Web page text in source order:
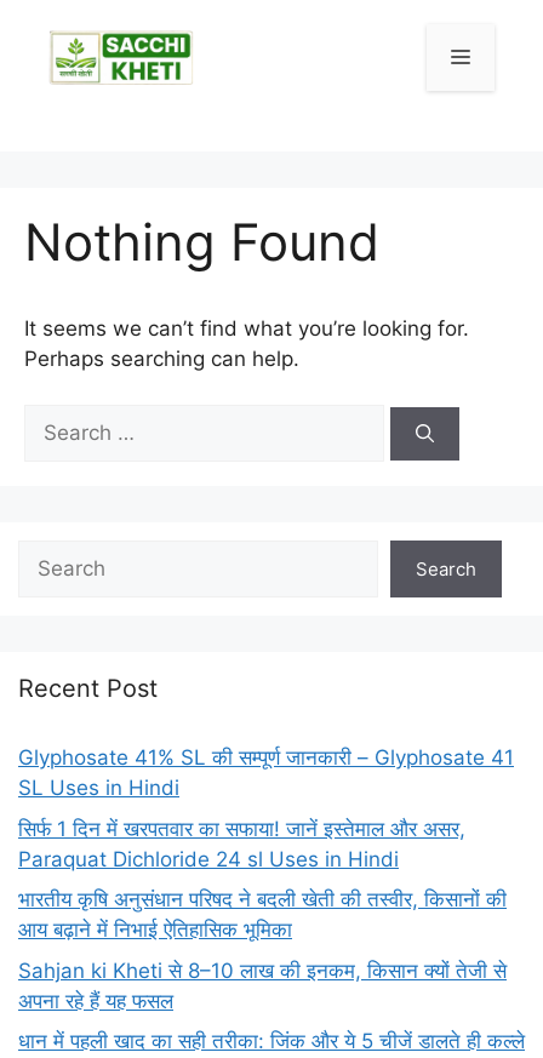
content
Menu
Nothing Found
It seems we can’t find what you’re looking for.
Perhaps searching can help.
Search
for:
Search
Search
Recent Post
Glyphosate 41% SL की सम्पूर्ण जानकारी – Glyphosate 41
SL Uses in Hindi
सिर्फ 1 दिन में खरपतवार का सफाया! जानें इस्तेमाल और असर,
Paraquat Dichloride 24 sl Uses in Hindi
भारतीय कृषि अनुसंधान परिषद ने बदली खेती की तस्वीर, किसानों की
आय बढ़ाने में निभाई ऐतिहासिक भूमिका
Sahjan ki Kheti से 8–10 लाख की इनकम, किसान क्यों तेजी से
अपना रहे हैं यह फसल
धान में पहली खाद का सही तरीका: जिंक और ये 5 चीजें डालते ही कल्ले